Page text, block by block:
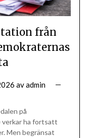
från
avadmin
på
verkar ha fortsatt
Men begränsat